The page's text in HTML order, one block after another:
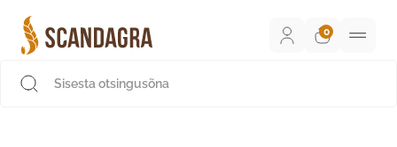
sisu
juurde